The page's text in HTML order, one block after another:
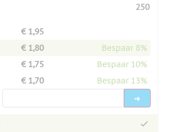
250
€ 1,95
€ 1,80
Bespaar 8%
€ 1,75
Bespaar 10%
€ 1,70
Bespaar 13%